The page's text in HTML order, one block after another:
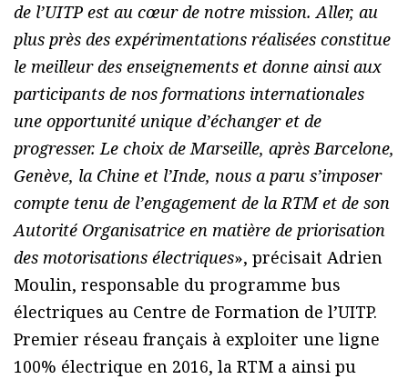
de l’UITP est au cœur de notre mission. Aller, au
plus près des expérimentations réalisées constitue
le meilleur des enseignements et donne ainsi aux
participants de nos formations internationales
une opportunité unique d’échanger et de
progresser. Le choix de Marseille, après Barcelone,
Genève, la Chine et l’Inde, nous a paru s’imposer
compte tenu de l’engagement de la RTM et de son
Autorité Organisatrice en matière de priorisation
des motorisations électriques», précisait Adrien
Moulin, responsable du programme bus
électriques au Centre de Formation de l’UITP.
Premier réseau français à exploiter une ligne
100% électrique en 2016, la RTM a ainsi pu